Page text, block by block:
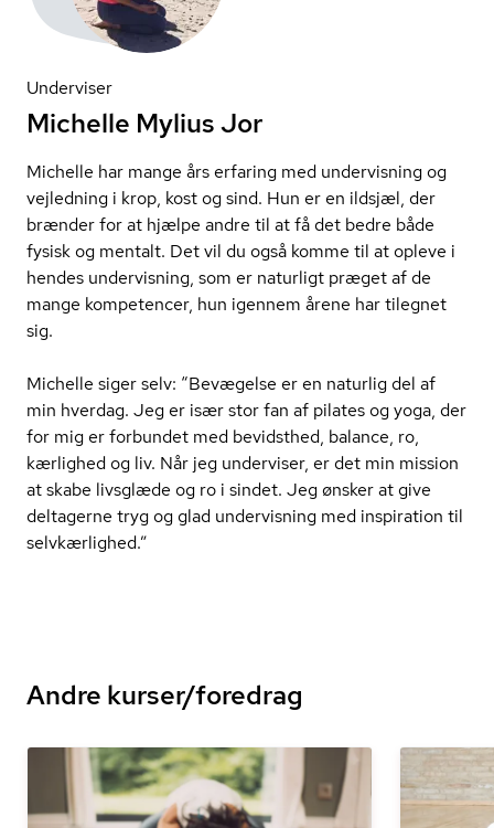
Underviser
Michelle Mylius Jor
Michelle har mange års erfaring med undervisning og
vejledning i krop, kost og sind. Hun er en ildsjæl, der
brænder for at hjælpe andre til at få det bedre både
fysisk og mentalt. Det vil du også komme til at opleve i
hendes undervisning, som er naturligt præget af de
mange kompetencer, hun igennem årene har tilegnet
sig.
Michelle siger selv: “Bevægelse er en naturlig del af
min hverdag. Jeg er især stor fan af pilates og yoga, der
for mig er forbundet med bevidsthed, balance, ro,
kærlighed og liv. Når jeg underviser, er det min mission
at skabe livsglæde og ro i sindet. Jeg ønsker at give
deltagerne tryg og glad undervisning med inspiration til
selvkærlighed.”
Andre kurser/foredrag